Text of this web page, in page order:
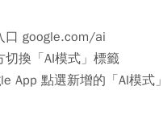
口 google.com/ai
切換「AI模式」標籤
App 點選新增的「AI模式